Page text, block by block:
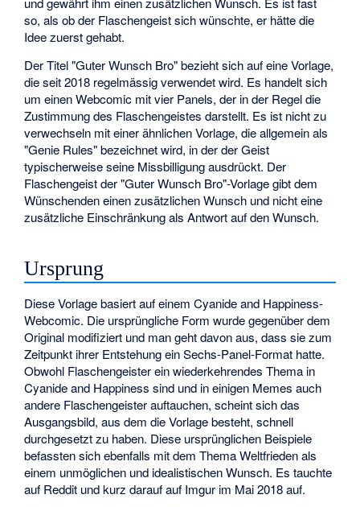
so, als ob der Flaschengeist sich wünschte, er hätte die
Idee zuerst gehabt.
Der Titel "Guter Wunsch Bro" bezieht sich auf eine Vorlage,
die seit 2018 regelmässig verwendet wird. Es handelt sich
um einen Webcomic mit vier Panels, der in der Regel die
Zustimmung des Flaschengeistes darstellt. Es ist nicht zu
verwechseln mit einer ähnlichen Vorlage, die allgemein als
"Genie Rules" bezeichnet wird, in der der Geist
typischerweise seine Missbilligung ausdrückt. Der
Flaschengeist der "Guter Wunsch Bro"-Vorlage gibt dem
Wünschenden einen zusätzlichen Wunsch und nicht eine
zusätzliche Einschränkung als Antwort auf den Wunsch.
Ursprung
Diese Vorlage basiert auf einem Cyanide and Happiness-
Webcomic. Die ursprüngliche Form wurde gegenüber dem
Original modifiziert und man geht davon aus, dass sie zum
Zeitpunkt ihrer Entstehung ein Sechs-Panel-Format hatte.
Obwohl Flaschengeister ein wiederkehrendes Thema in
Cyanide and Happiness sind und in einigen Memes auch
andere Flaschengeister auftauchen, scheint sich das
Ausgangsbild, aus dem die Vorlage besteht, schnell
durchgesetzt zu haben. Diese ursprünglichen Beispiele
befassten sich ebenfalls mit dem Thema Weltfrieden als
einem unmöglichen und idealistischen Wunsch. Es tauchte
auf Reddit und kurz darauf auf Imgur im Mai 2018 auf.